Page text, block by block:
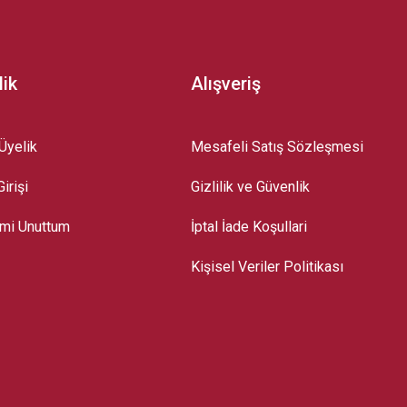
Unuttum
Alışveriş
Mesafeli Satış Sözleşmesi
Gizlilik ve Güvenlik
İptal İade Koşullari
Kişisel Veriler Politikası